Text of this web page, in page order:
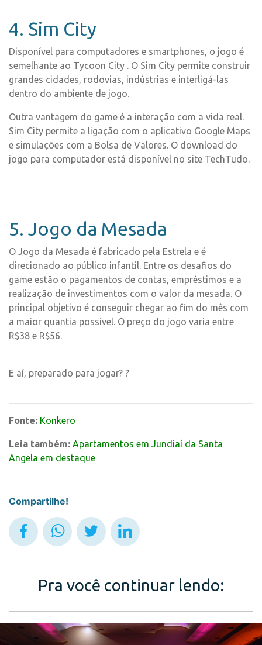
4. Sim City
Disponível para computadores e smartphones, o jogo é
semelhante ao Tycoon City . O Sim City permite construir
grandes cidades, rodovias, indústrias e interligá-las
dentro do ambiente de jogo.
Outra vantagem do game é a interação com a vida real.
Sim City permite a ligação com o aplicativo Google Maps
e simulações com a Bolsa de Valores. O download do
jogo para computador está disponível no site TechTudo.
5. Jogo da Mesada
O Jogo da Mesada é fabricado pela Estrela e é
direcionado ao público infantil. Entre os desafios do
game estão o pagamentos de contas, empréstimos e a
realização de investimentos com o valor da mesada. O
principal objetivo é conseguir chegar ao fim do mês com
a maior quantia possível. O preço do jogo varia entre
R$38 e R$56.
E aí, preparado para jogar? ?
Fonte: Konkero
Leia também: Apartamentos em Jundiaí da Santa
Angela em destaque
Compartilhe!
Pra você continuar lendo: